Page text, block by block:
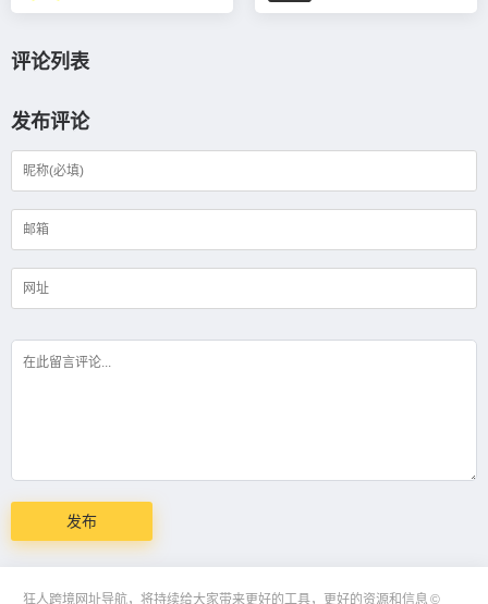
评论列表
发布评论
狂人跨境网址导航，将持续给大家带来更好的工具，更好的资源和信息 ©